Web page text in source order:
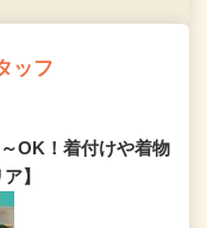
ッフ
OK！着付けや着物
】